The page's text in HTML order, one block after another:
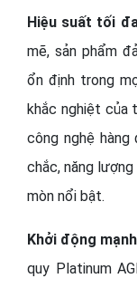
Hiệu suất tối
mẽ, sản phẩm
ổn định trong
khắc nghiệt của
công nghệ
chắc, năng
mòn nổi bật.
Khởi động
quy Platinum